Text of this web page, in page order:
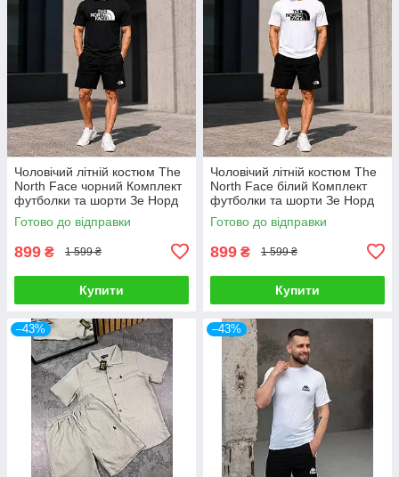
Чоловічий літній костюм The
North Face чорний Комплект
футболки та шорти Зе Норд
Фейс
Готово до відправки
899 ₴ 1 599 ₴
Купити
Чоловічий літній костюм The
North Face білий Комплект
футболки та шорти Зе Норд
Фейс
Готово до відправки
899 ₴ 1 599 ₴
Купити
–43% –43%